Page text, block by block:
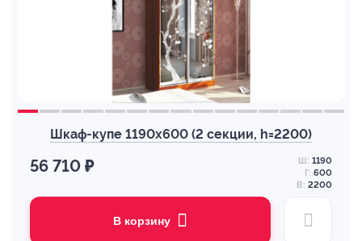
Шкаф-купе 1190х600 (2 секции, h=2200)
56 710 ₽ Ш: 1190
Г: 600
В: 2200
В корзину